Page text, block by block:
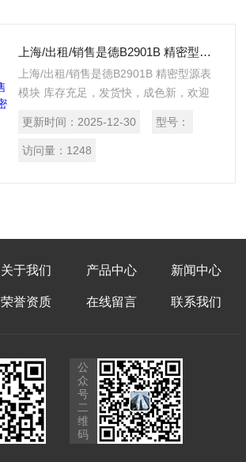
上海/出租/销售是德B2901B 精密型源表模块
上海/出租/销售是德B2901B 精密型源表
模块 库存充足，发货快，成色新，欢迎
更新时间： 2025-12-30 型号：
访问量： 1248
关于我们 产品中心 新闻中心
荣誉资质 在线留言 联系我们
公
众
号
二
维
码